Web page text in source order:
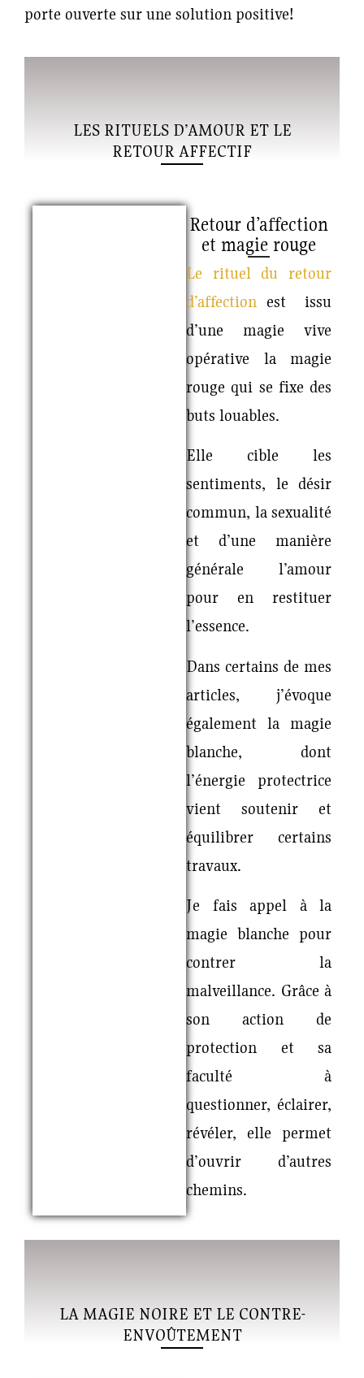
porte ouverte sur une solution positive!
LES RITUELS D’AMOUR ET LE
RETOUR AFFECTIF
Retour d’affection
et magie rouge
Le rituel du retour
d’affection est issu
d’une magie vive
opérative la magie
rouge qui se fixe des
buts louables.
Elle cible les
sentiments, le désir
commun, la sexualité
et d’une manière
générale l’amour
pour en restituer
l’essence.
Dans certains de mes
articles, j’évoque
également la magie
blanche, dont
l’énergie protectrice
vient soutenir et
équilibrer certains
travaux.
Je fais appel à la
magie blanche pour
contrer la
malveillance. Grâce à
son action de
protection et sa
faculté à
questionner, éclairer,
révéler, elle permet
d’ouvrir d’autres
chemins.
LA MAGIE NOIRE ET LE CONTRE-
ENVOÛTEMENT